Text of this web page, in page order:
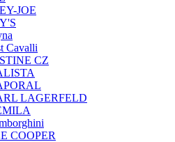
JOE
Cavalli
CZ
LAGERFELD
COOPER